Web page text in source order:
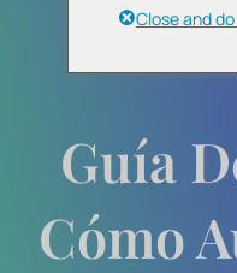
Guía
Cómo
Close and